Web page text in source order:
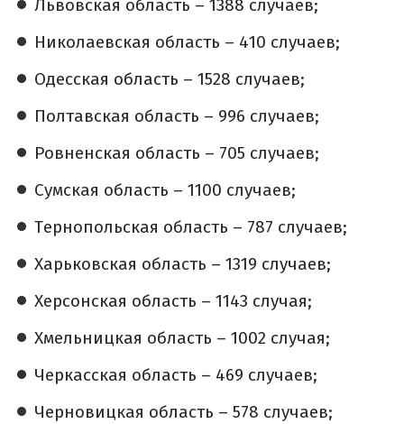
Львовская область – 1388 случаев;
Николаевская область – 410 случаев;
Одесская область – 1528 случаев;
Полтавская область – 996 случаев;
Ровненская область – 705 случаев;
Сумская область – 1100 случаев;
Тернопольская область – 787 случаев;
Харьковская область – 1319 случаев;
Херсонская область – 1143 случая;
Хмельницкая область – 1002 случая;
Черкасская область – 469 случаев;
Черновицкая область – 578 случаев;